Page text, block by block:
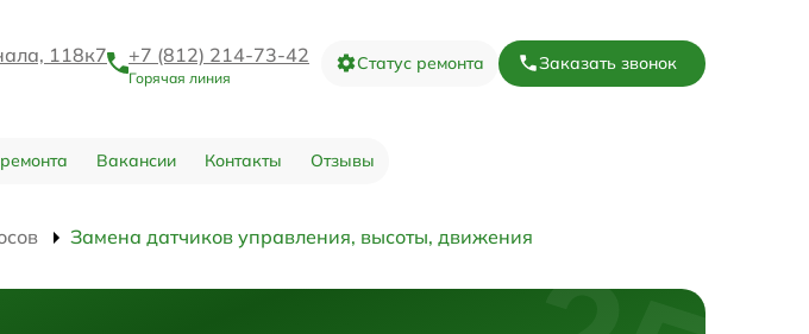
118к7 +7 (812) 214-73-42
Горячая линия
Статус ремонта Заказать звонок
Вакансии Контакты Отзывы
Замена датчиков управления, высоты, движения